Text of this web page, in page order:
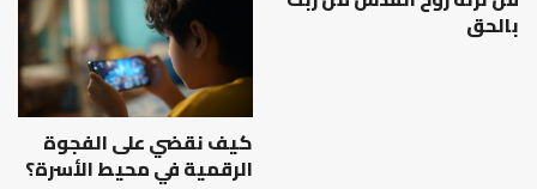
بالحق
كيف نقضي على الفجوة
الرقمية في محيط الأسرة؟